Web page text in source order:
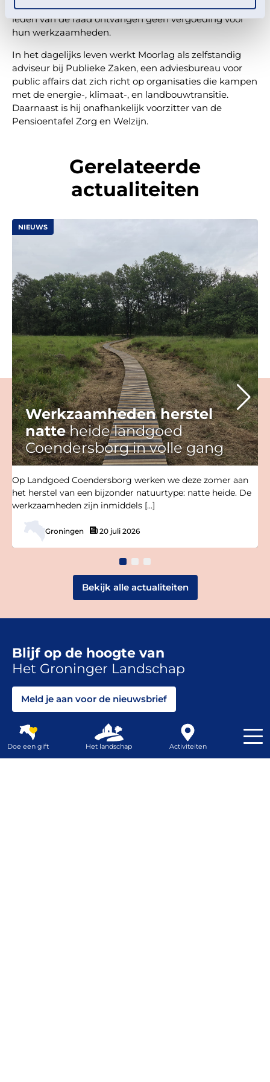
twee termijnen van vier jaar benoemd worden. De
leden van de raad ontvangen geen vergoeding voor
hun werkzaamheden.
In het dagelijks leven werkt Moorlag als zelfstandig
adviseur bij Publieke Zaken, een adviesbureau voor
public affairs dat zich richt op organisaties die kampen
met de energie-, klimaat-, en landbouwtransitie.
Daarnaast is hij onafhankelijk voorzitter van de
Pensioentafel Zorg en Welzijn.
Gerelateerde
actualiteiten
NIEUWS
Werkzaamheden herstel
natteheide landgoed
Coendersborg in volle gang
Op Landgoed Coendersborg werken we deze zomer aan
het herstel van een bijzonder natuurtype: natte heide. De
werkzaamheden zijn inmiddels […]
Groningen 20 juli 2026
Bekijk alle actualiteiten
Blijf op de hoogte van
Het Groninger Landschap
Meld je aan voor de nieuwsbrief
Volg ons
Doe een gift Het landschap Activiteiten